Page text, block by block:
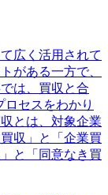
広く活用されて
がある一方で、
は、買収と合
セスをわかり
とは、対象企業
収」と「企業買
と「同意なき買